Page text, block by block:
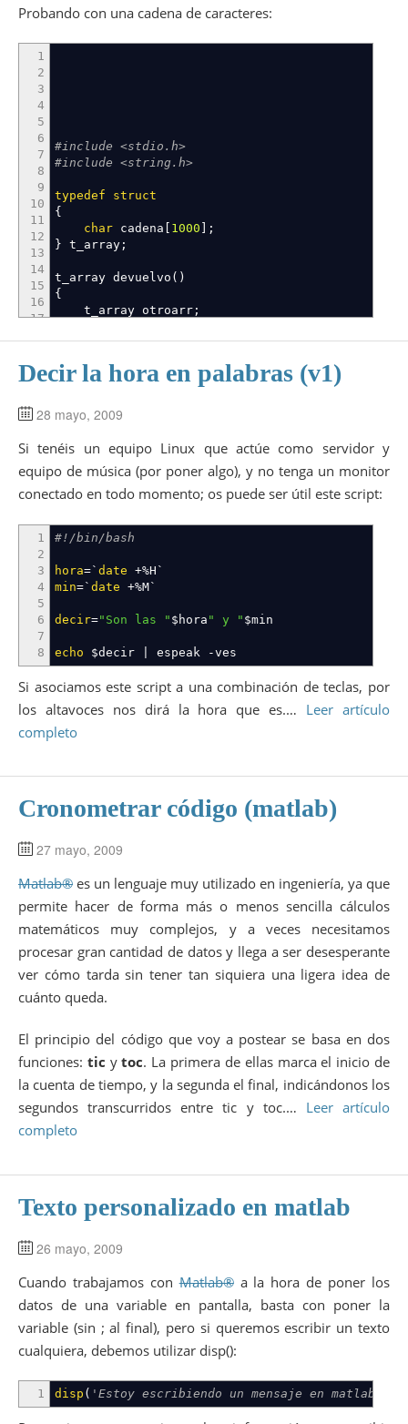
Probando con una cadena de caracteres:
1
2
3
4
5
6
7
8
9
10
11
12
13
14
15
16
17
20
21
23
#include <stdio.h>
#include <string.h>
typedef
struct
{
char cadena 1000
;
} t_array ;
t_array devuelvo ( )
{
t_array otroarr ;
Decir la hora en palabras (v1)
28 mayo, 2009
Si tenéis un equipo Linux que actúe como servidor y
equipo de música (por poner algo), y no tenga un monitor
conectado en todo momento; os puede ser útil este script:
1
2
3
4
5
6
7
8
#!/bin/bash
hora=` date +%H `
min=` date +%M`
decir="Son las " $hora " y " $min
echo $decir espeak -ves
Si asociamos este script a una combinación de teclas, por
los altavoces nos dirá la hora que es.… Leer artículo
completo
Cronometrar código (matlab)
27 mayo, 2009
Matlab® es un lenguaje muy utilizado en ingeniería, ya que
permite hacer de forma más o menos sencilla cálculos
matemáticos muy complejos, y a veces necesitamos
procesar gran cantidad de datos y llega a ser desesperante
ver cómo tarda sin tener tan siquiera una ligera idea de
cuánto queda.
El principio del código que voy a postear se basa en dos
funciones: tic ytoc. La primera de ellas marca el inicio de
la cuenta de tiempo, y la segunda el final, indicándonos los
segundos transcurridos entre tic y toc.… Leer artículo
completo
Texto personalizado en matlab
26 mayo, 2009
Cuando trabajamos conMatlab®a la hora de poner los
datos de una variable en pantalla, basta con poner la
variable (sin ; al final), pero si queremos escribir un texto
cualquiera, debemos utilizar disp():
1 disp ( 'Estoy escribiendo un mensaje en matlab'